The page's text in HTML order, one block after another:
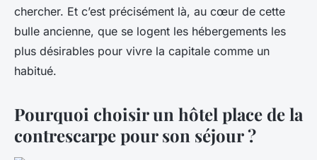
chercher. Et c’est précisément là, au cœur de cette
bulle ancienne, que se logent les hébergements les
plus désirables pour vivre la capitale comme un
habitué.
Pourquoi choisir un hôtel place de la
contrescarpe pour son séjour ?